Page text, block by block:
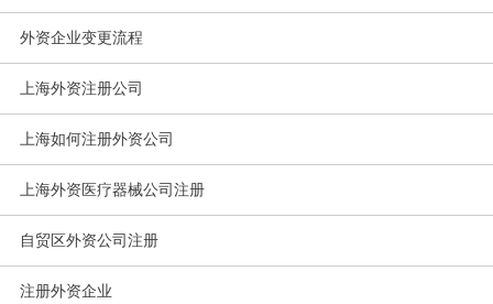
外资企业变更流程
上海外资注册公司
上海如何注册外资公司
上海外资医疗器械公司注册
自贸区外资公司注册
注册外资企业